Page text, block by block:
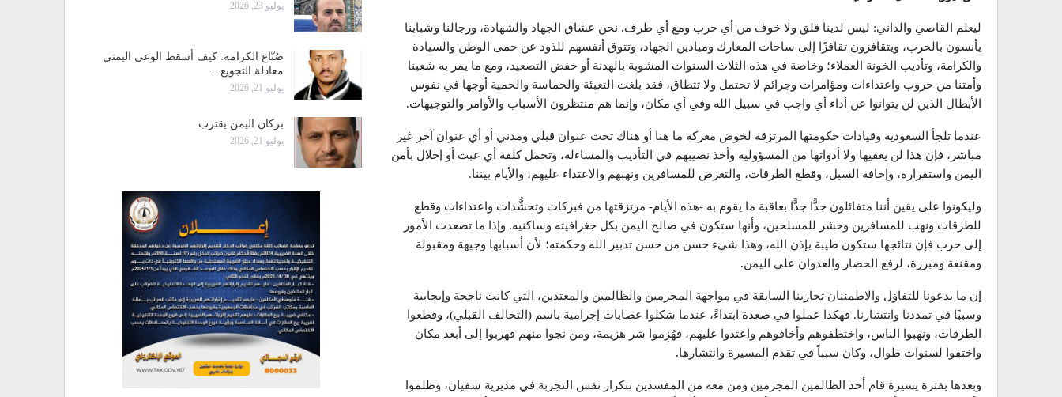
ليعلم القاصي والداني: ليس لدينا قلق ولا خوف من أي حرب ومع أي طرف. نحن عشاق الجهاد والشهادة، ورجالنا وشبابنا
يأنسون بالحرب، ويتقافزون تقافزًا إلى ساحات المعارك وميادين الجهاد، وتتوق أنفسهم للذود عن حمى الوطن والسيادة
والكرامة، وتأديب الخونة العملاء؛ وخاصة في هذه الثلاث السنوات المشوبة بالهدنة أو خفض التصعيد، ومع ما يمر به شعبنا
وأمتنا من حروب واعتداءات ومؤامرات وجرائم لا تحتمل ولا تتطاق، فقد بلغت التعبئة والحماسة والحمية أوجها في نفوس
الأبطال الذين لن يتوانوا عن أداء أي واجب في سبيل الله وفي أي مكان، وإنما هم منتظرون الأسباب والأوامر والتوجيهات.
عندما تلجأ السعودية وقيادات حكومتها المرتزقة لخوض معركة ما هنا أو هناك تحت عنوان قبلي ومدني أو أي عنوان آخر غير
مباشر، فإن هذا لن يعفيها ولا أدواتها من المسؤولية وأخذ نصيبهم في التأديب والمساءلة، وتحمل كلفة أي عبث أو إخلال بأمن
اليمن واستقراره، وإخافة السبل، وقطع الطرقات، والتعرض للمسافرين ونهبهم والاعتداء عليهم، والأيام بيننا.
وليكونوا على يقين أننا متفائلون جدًّا جدًّا بعاقبة ما يقوم به -هذه الأيام- مرتزقتها من فبركات وتحشُّدات واعتداءات وقطع
للطرقات ونهب للمسافرين وحشر للمسلحين، وأنها ستكون في صالح اليمن بكل جغرافيته وساكنيه. وإذا ما تصعدت الأمور
إلى حرب فإن نتائجها ستكون طيبة بإذن الله، وهذا شيء حسن من حسن تدبير الله وحكمته؛ لأن أسبابها وجيهة ومقبولة
ومقنعة ومبررة، لرفع الحصار والعدوان على اليمن.
إن ما يدعونا للتفاؤل والاطمئنان تجاربنا السابقة في مواجهة المجرمين والظالمين والمعتدين، التي كانت ناجحة وإيجابية
وسببًا في تمددنا وانتشارنا. فهكذا عملوا في صعدة ابتداءً، عندما شكلوا عصابات إجرامية باسم (التحالف القبلي)، وقطعوا
الطرقات، ونهبوا الناس، واختطفوهم وأخافوهم واعتدوا عليهم، فهُزِموا شر هزيمة، ومن نجوا منهم فهربوا إلى أبعد مكان
واختفوا لسنوات طوال، وكان سبباً في تقدم المسيرة وانتشارها.
وبعدها بفترة يسيرة قام أحد الظالمين المجرمين ومن معه من المفسدين بتكرار نفس التجربة في مديرية سفيان، وظلموا
يوليو 23, 2026
صُنّاع الكرامة: كيف أسقط الوعي اليمني
معادلة التجويع…
يوليو 21, 2026
بركان اليمن يقترب
يوليو 21, 2026